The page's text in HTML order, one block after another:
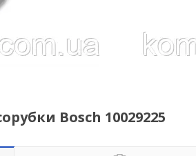
Bosch 10029225